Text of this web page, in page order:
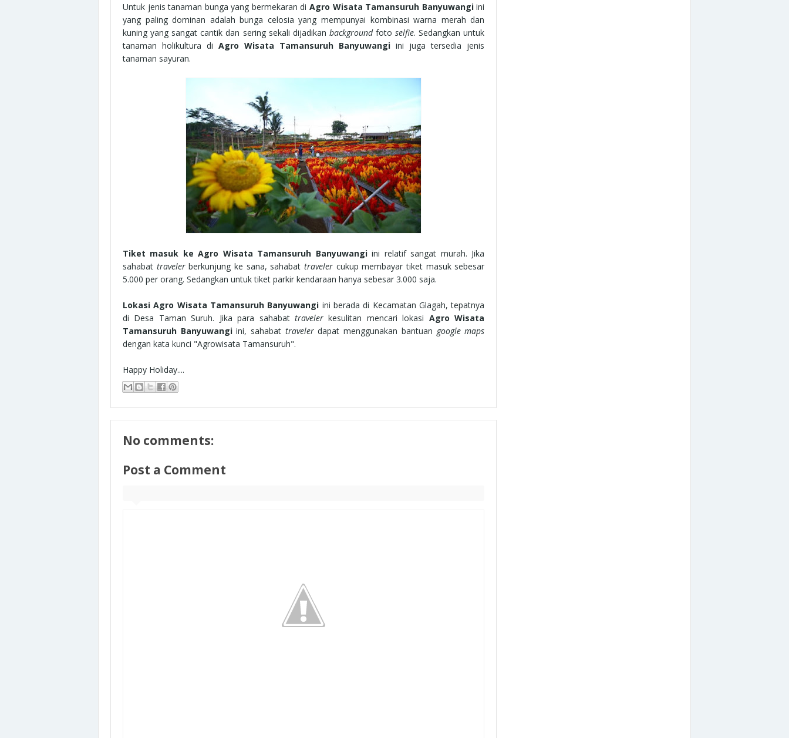
Untuk jenis tanaman bunga yang bermekaran di Agro Wisata Tamansuruh Banyuwangiini
yang paling dominan adalah bunga celosia yang mempunyai kombinasi warna merah dan
kuning yang sangat cantik dan sering sekali dijadikan backgroundfotoselfie. Sedangkan untuk
tanaman holikultura diAgro Wisata Tamansuruh Banyuwangi ini juga tersedia jenis
tanaman sayuran.
Tiket masuk ke Agro Wisata Tamansuruh Banyuwangiini relatif sangat murah. Jika
sahabat travelerberkunjung ke sana, sahabat travelercukup membayar tiket masuk sebesar
5.000 per orang. Sedangkan untuk tiket parkir kendaraan hanya sebesar 3.000 saja.
Lokasi Agro Wisata Tamansuruh Banyuwangi ini berada di Kecamatan Glagah, tepatnya
di Desa Taman Suruh. Jika para sahabattraveler kesulitan mencari lokasi Agro Wisata
Tamansuruh Banyuwangiini, sahabat travelerdapat menggunakan bantuan google maps
dengan kata kunci "Agrowisata Tamansuruh".
Happy Holiday....
No comments:
Post a Comment